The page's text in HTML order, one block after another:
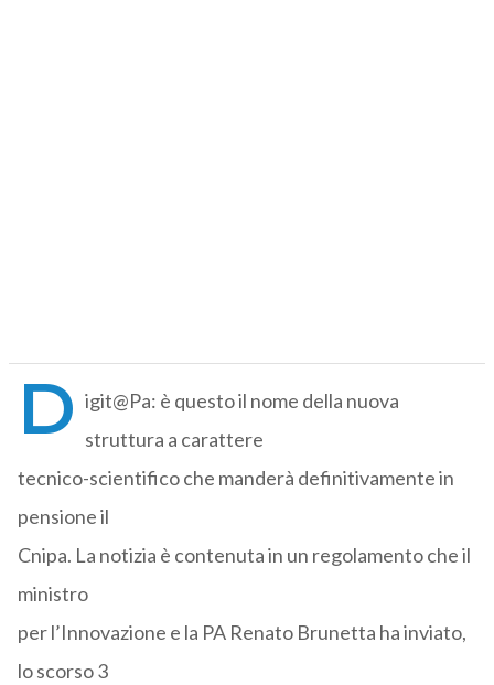
D igit@Pa: è questo il nome della nuova
struttura a carattere
tecnico-scientifico che manderà definitivamente in
pensione il
Cnipa. La notizia è contenuta in un regolamento che il
ministro
per l’Innovazione e la PA Renato Brunetta ha inviato,
lo scorso 3